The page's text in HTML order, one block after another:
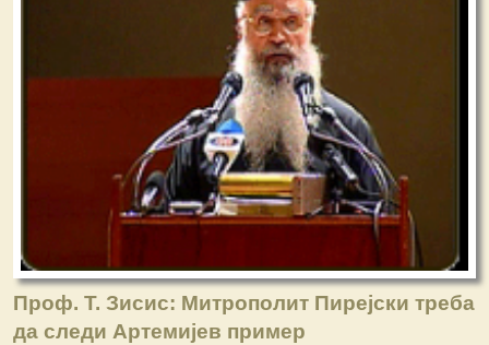
Проф. Т. Зисис: Митрополит Пирејски треба
да следи Артемијев пример